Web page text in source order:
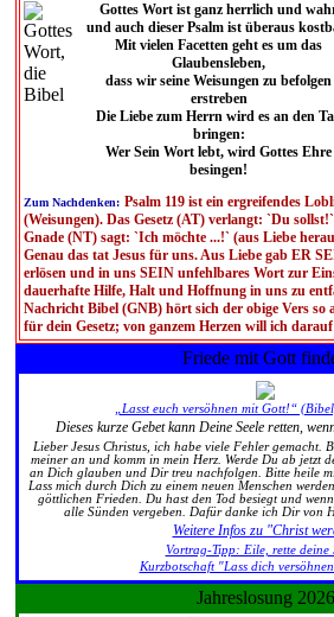
Gottes Wort ist ganz herrlich und
und auch dieser Psalm ist überaus
Mit vielen Facetten geht es um das
Glaubensleben,
dass wir seine Weisungen zu befolgen
erstreben
Die Liebe zum Herrn wird es an den
bringen:
Wer Sein Wort lebt, wird Gottes Ehre
besingen!
Zum Nachdenken: Psalm 119 ist ein ergreifendes
(Weisungen). Das Gesetz (AT) verlangt: `Du
Gnade (NT) sagt: `Ich möchte ...!` (aus Liebe
Genau das tat Jesus für uns. Aus Liebe gab ER
erlösen und in uns SEIN unfehlbares Wort zur
dauerhafte Hilfe, Halt und Hoffnung in uns zu
Nachricht Bibel (GNB) hört sich der obige Vers so
für dein Gesetz; von ganzem Herzen will ich
Friede mit Gott
„Lasst euch versöhnen mit Gott!“
Dieses kurze Gebet kann Deine Seele retten,
Lieber Jesus Christus, ich habe viele Fehler gemacht.
meiner an und komm in mein Herz. Werde Du ab jetzt
an Dich glauben und Dir treu nachfolgen. Bitte heile
Lass mich durch Dich zu einem neuen Menschen
göttlichen Frieden. Du hast den Tod besiegt und
alle Sünden vergeben. Dafür danke ich Dir von
Weitere Infos zu "Christ
Vortrag-Tipp: Eile, rette deine
Kurzbotschaft "Lass dich
Jahreslosung 2026